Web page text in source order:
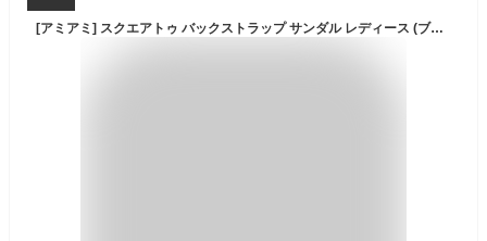
[アミアミ] スクエアトゥ バックストラップ サンダル レディース (ブラウン,23.0cm～23.5cm) KK2013